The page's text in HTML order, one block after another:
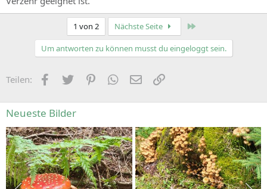
1 von 2 Nächste Seite
Um antworten zu können musst du eingeloggt sein.
Teilen: FacebookZwitschernPinterestWhatsApp
E-Mail
Neueste Bilder